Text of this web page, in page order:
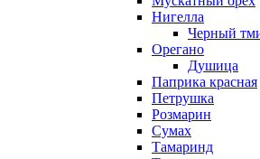
Нигелла
Черный
Орегано
Душица
Паприка красная
Петрушка
Розмарин
Сумах
Тамаринд